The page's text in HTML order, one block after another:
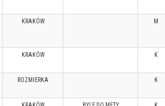
KRAKÓW M
KRAKÓW K
ROZMIERKA K